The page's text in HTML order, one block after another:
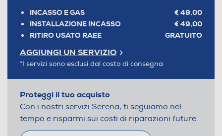
INCASSO E GAS
€ 49,00
INSTALLAZIONE INCASSO
€ 49,00
RITIRO USATO RAEE
GRATUITO
AGGIUNGI UN SERVIZIO
*I servizi sono esclusi dal costo di consegna
Proteggi il tuo acquisto
Con i nostri servizi Serena, ti seguiamo nel
tempo e risparmi sui costi di riparazioni future.